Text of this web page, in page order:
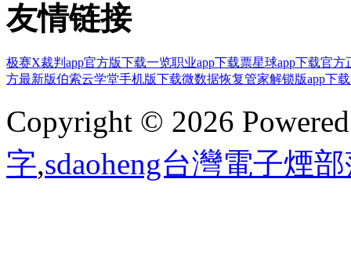
友情链接
极赛X裁判app官方版下载一览职业app下载票星球app下载官方
方最新版伯索云学堂手机版下载微数据恢复管家解锁版app下载
Copyright © 2026
字,sdaoheng台灣電子煙